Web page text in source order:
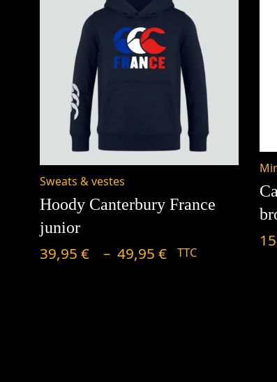
Sweats & vestes
Hoody Canterbury France
junior
39,95 € – 49,95 €
de
39,95 €
TTC